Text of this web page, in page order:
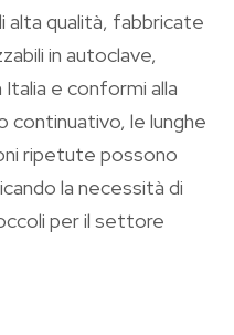
alta qualità, fabbricate
in autoclave,
e conformi alla
continuativo, le lunghe
ripetute possono
la necessità di
per il settore